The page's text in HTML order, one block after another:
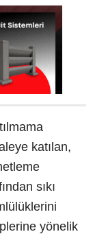
katılan,
sıkı
yönelik